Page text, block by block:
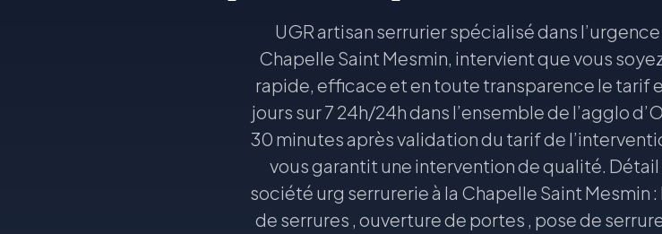
UGR artisan serrurier spécialisé dans
Chapelle Saint Mesmin, intervient que vous
rapide, efficace et en toute transparence le tarif
jours sur 7 24h/24h dans l’ensemble de l’agglo
30 minutes après validation du tarif de
vous garantit une intervention de qualité.
société urg serrurerie à la Chapelle Saint Mesmin
de serrures , ouverture de portes , pose de